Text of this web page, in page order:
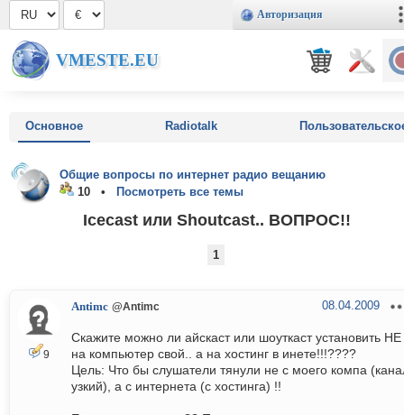
Авторизация
VMESTE.EU
Основное Radiotalk
Общие вопросы по интернет радио вещанию
10 •
Посмотреть все темы
Icecast или Shoutcast.. ВОПРОС!!
1
9
Antimc @Antimc 08.04.2009
Скажите можно ли айскаст или шоуткаст установить НЕ
на компьютер свой.. а на хостинг в инете!!!????
Цель: Что бы слушатели тянули не с моего компа
узкий), а с интернета (с хостинга) !!